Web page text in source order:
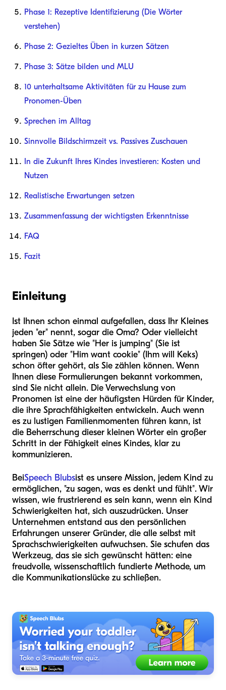
Phase 1: Rezeptive Identifizierung (Die Wörter
verstehen)
Phase 2: Gezieltes Üben in kurzen Sätzen
Phase 3: Sätze bilden und MLU
10 unterhaltsame Aktivitäten für zu Hause zum
Pronomen-Üben
Sprechen im Alltag
Sinnvolle Bildschirmzeit vs. Passives Zuschauen
In die Zukunft Ihres Kindes investieren: Kosten und
Nutzen
Realistische Erwartungen setzen
Zusammenfassung der wichtigsten Erkenntnisse
FAQ
Fazit
Einleitung
Ist Ihnen schon einmal aufgefallen, dass Ihr Kleines
jeden "er" nennt, sogar die Oma? Oder vielleicht
haben Sie Sätze wie "Her is jumping" (Sie ist
springen) oder "Him want cookie" (Ihm will Keks)
schon öfter gehört, als Sie zählen können. Wenn
Ihnen diese Formulierungen bekannt vorkommen,
sind Sie nicht allein. Die Verwechslung von
Pronomen ist eine der häufigsten Hürden für Kinder,
die ihre Sprachfähigkeiten entwickeln. Auch wenn
es zu lustigen Familienmomenten führen kann, ist
die Beherrschung dieser kleinen Wörter ein großer
Schritt in der Fähigkeit eines Kindes, klar zu
kommunizieren.
BeiSpeech Blubsist es unsere Mission, jedem Kind zu
ermöglichen, "zu sagen, was es denkt und fühlt". Wir
wissen, wie frustrierend es sein kann, wenn ein Kind
Schwierigkeiten hat, sich auszudrücken. Unser
Unternehmen entstand aus den persönlichen
Erfahrungen unserer Gründer, die alle selbst mit
Sprachschwierigkeiten aufwuchsen. Sie schufen das
Werkzeug, das sie sich gewünscht hätten: eine
freudvolle, wissenschaftlich fundierte Methode, um
die Kommunikationslücke zu schließen.